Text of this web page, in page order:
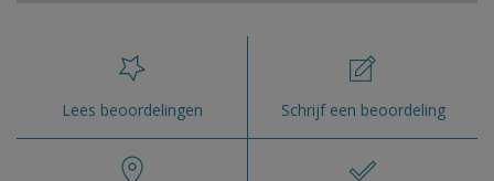
Lees beoordelingen Schrijf een beoordeling